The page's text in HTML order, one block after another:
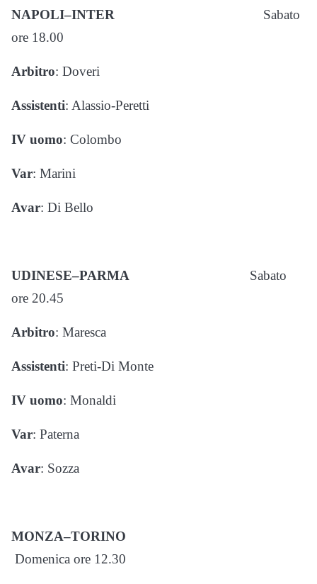
NAPOLI–INTER Sabato
ore 18.00
Arbitro: Doveri
Assistenti: Alassio-Peretti
IV uomo: Colombo
Var: Marini
Avar: Di Bello
UDINESE–PARMA Sabato
ore 20.45
Arbitro: Maresca
Assistenti: Preti-Di Monte
IV uomo: Monaldi
Var: Paterna
Avar: Sozza
MONZA–TORINO
Domenica ore 12.30